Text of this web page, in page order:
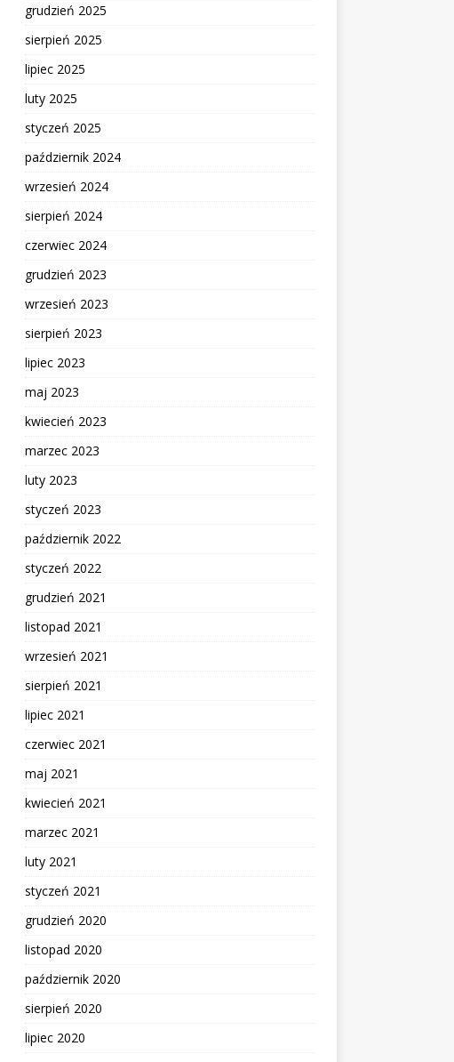
grudzień 2025
sierpień 2025
lipiec 2025
luty 2025
styczeń 2025
październik 2024
wrzesień 2024
sierpień 2024
czerwiec 2024
grudzień 2023
wrzesień 2023
sierpień 2023
lipiec 2023
maj 2023
kwiecień 2023
marzec 2023
luty 2023
styczeń 2023
październik 2022
styczeń 2022
grudzień 2021
listopad 2021
wrzesień 2021
sierpień 2021
lipiec 2021
czerwiec 2021
maj 2021
kwiecień 2021
marzec 2021
luty 2021
styczeń 2021
grudzień 2020
listopad 2020
październik 2020
sierpień 2020
lipiec 2020